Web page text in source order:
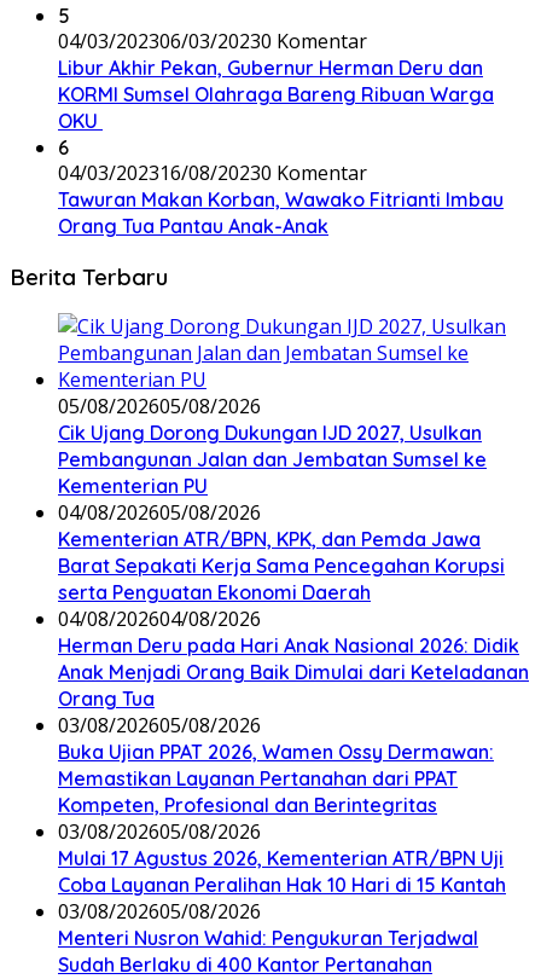
5
04/03/202306/03/20230 Komentar
Libur Akhir Pekan, Gubernur Herman Deru dan
KORMI Sumsel Olahraga Bareng Ribuan Warga
OKU
6
04/03/202316/08/20230 Komentar
Tawuran Makan Korban, Wawako Fitrianti Imbau
Orang Tua Pantau Anak-Anak
Berita Terbaru
05/08/202605/08/2026
Cik Ujang Dorong Dukungan IJD 2027, Usulkan
Pembangunan Jalan dan Jembatan Sumsel ke
Kementerian PU
04/08/202605/08/2026
Kementerian ATR/BPN, KPK, dan Pemda Jawa
Barat Sepakati Kerja Sama Pencegahan Korupsi
serta Penguatan Ekonomi Daerah
04/08/202604/08/2026
Herman Deru pada Hari Anak Nasional 2026: Didik
Anak Menjadi Orang Baik Dimulai dari Keteladanan
Orang Tua
03/08/202605/08/2026
Buka Ujian PPAT 2026, Wamen Ossy Dermawan:
Memastikan Layanan Pertanahan dari PPAT
Kompeten, Profesional dan Berintegritas
03/08/202605/08/2026
Mulai 17 Agustus 2026, Kementerian ATR/BPN Uji
Coba Layanan Peralihan Hak 10 Hari di 15 Kantah
03/08/202605/08/2026
Menteri Nusron Wahid: Pengukuran Terjadwal
Sudah Berlaku di 400 Kantor Pertanahan